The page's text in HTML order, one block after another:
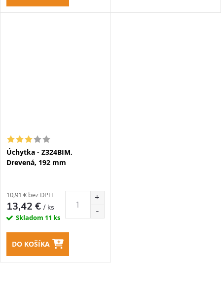
Úchytka - Z324BIM,
Drevená, 192 mm
10,91 € bez DPH
13,42 €/ ks
Skladom 11 ks
DO KOŠÍKA